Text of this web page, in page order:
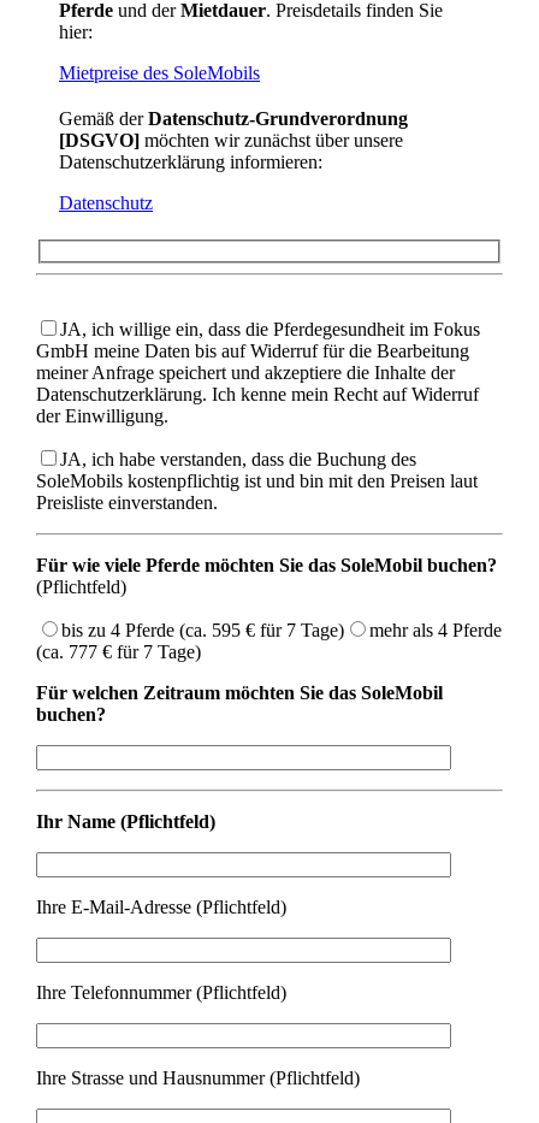
Pferde und derMietdauer. Preisdetails finden Sie
hier:
Mietpreise des SoleMobils
Gemäß derDatenschutz-Grundverordnung
[DSGVO] möchten wir zunächst über unsere
Datenschutzerklärung informieren:
Datenschutz
JA, ich willige ein, dass die Pferdegesundheit im Fokus
GmbH meine Daten bis auf Widerruf für die Bearbeitung
meiner Anfrage speichert und akzeptiere die Inhalte der
Datenschutzerklärung. Ich kenne mein Recht auf Widerruf
der Einwilligung.
JA, ich habe verstanden, dass die Buchung des
SoleMobils kostenpflichtig ist und bin mit den Preisen laut
Preisliste einverstanden.
Für wie viele Pferde möchten Sie das SoleMobil buchen?
(Pflichtfeld)
bis zu 4 Pferde (ca. 595 € für 7 Tage)
mehr als 4 Pferde
(ca. 777 € für 7 Tage)
Für welchen Zeitraum möchten Sie das SoleMobil
buchen?
Ihr Name (Pflichtfeld)
Ihre E-Mail-Adresse (Pflichtfeld)
Ihre Telefonnummer (Pflichtfeld)
Ihre Strasse und Hausnummer (Pflichtfeld)